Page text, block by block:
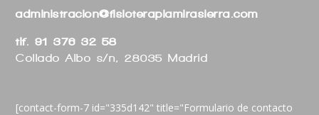
administracion@fisioterapiamirasierra.com
tlf. 91 376 32 58
Collado Albo s/n, 28035 Madrid
[contact-form-7 id="335d142" title="Formulario de contacto